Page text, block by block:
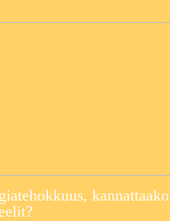
kannattaako